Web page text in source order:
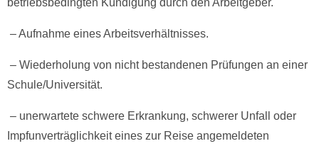
– Aufnahme eines Arbeitsverhältnisses.
– Wiederholung von nicht bestandenen Prüfungen an einer
Schule/Universität.
– unerwartete schwere Erkrankung, schwerer Unfall oder
Impfunverträglichkeit eines zur Reise angemeldeten